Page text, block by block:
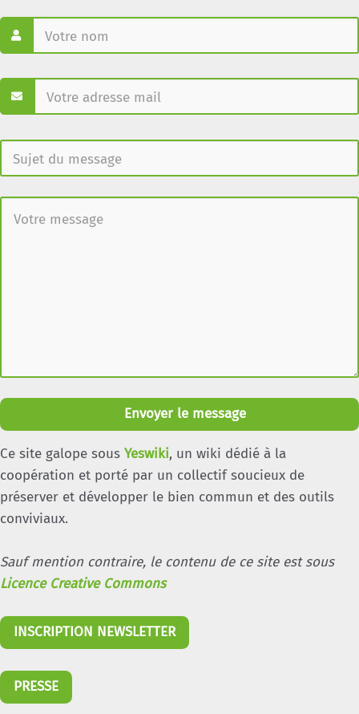
Envoyer le message
Ce site galope sous Yeswiki, un wiki dédié à la
coopération et porté par un collectif soucieux de
préserver et développer le bien commun et des outils
conviviaux.
Sauf mention contraire, le contenu de ce site est sous
Licence Creative Commons
INSCRIPTION NEWSLETTER
PRESSE